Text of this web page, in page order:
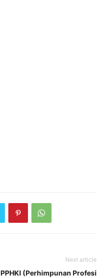
Next article
PPHKI (Perhimpunan Profesi